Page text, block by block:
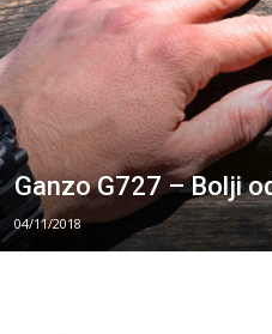
Ganzo G727 – Bolji
04/11/2018